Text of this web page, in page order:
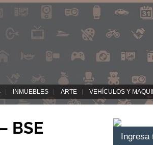
INMUEBLES ARTE VEHÍCULOS Y
BSE Ingresa